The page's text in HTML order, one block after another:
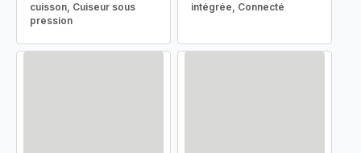
cuisson, Cuiseur sous
pression
intégrée, Connecté